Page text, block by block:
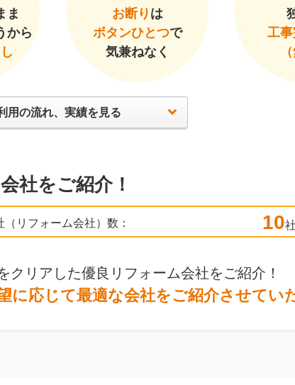
ま
から
お断り は
ボタンひとつで
気兼ねなく
工
用の流れ、実績を見る
社をご紹介！
リフォーム会社）数： 10社
クリアした優良リフォーム会社をご紹介！
に応じて最適な会社をご紹介させてい